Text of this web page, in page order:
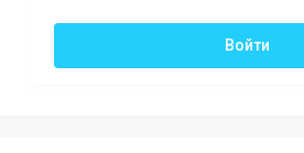
Войти